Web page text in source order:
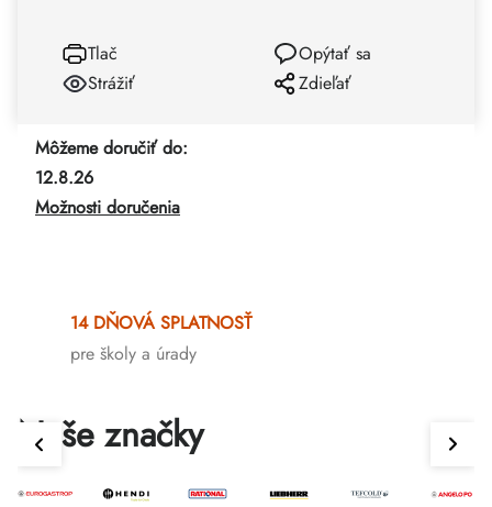
Môžeme doručiť do:
12.8.26
Možnosti doručenia
Tlač
Opýtať sa
Strážiť
Zdieľať
14 DŇOVÁ SPLATNOSŤ
pre školy a úrady
Naše značky